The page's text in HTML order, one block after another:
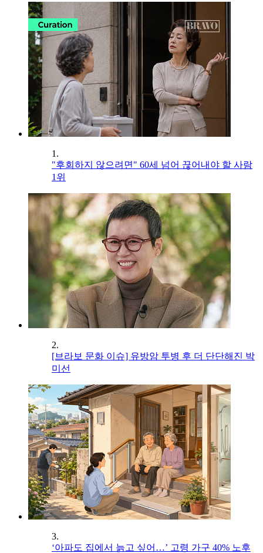
1.
"후회하지 않으려면" 60세 넘어 끊어내야 할 사람
1위
2.
[브라보 문화 이슈] 유방암 투병 후 더 단단해진 박
미선
3.
‘아파도 집에서 늙고 싶어…’ 고령 가구 40% 노후